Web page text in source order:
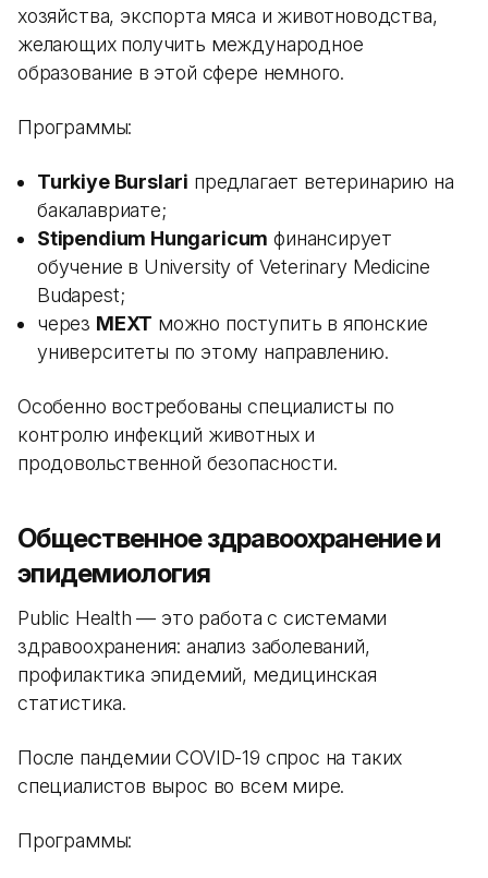
хозяйства, экспорта мяса и животноводства,
желающих получить международное
образование в этой сфере немного.
Программы:
Turkiye Burslari предлагает ветеринарию на
бакалавриате;
Stipendium Hungaricum финансирует
обучение в University of Veterinary Medicine
Budapest;
через MEXT можно поступить в японские
университеты по этому направлению.
Особенно востребованы специалисты по
контролю инфекций животных и
продовольственной безопасности.
Общественное здравоохранение и
эпидемиология
Public Health — это работа с системами
здравоохранения: анализ заболеваний,
профилактика эпидемий, медицинская
статистика.
После пандемии COVID-19 спрос на таких
специалистов вырос во всем мире.
Программы: